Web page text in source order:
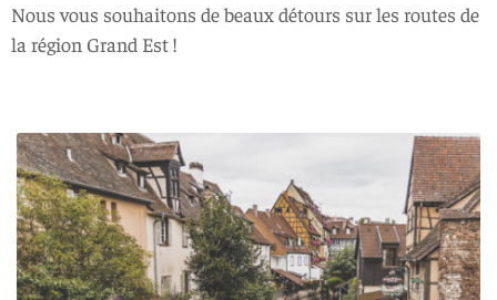
Nous vous souhaitons de beaux détours sur les routes de
la région Grand Est !